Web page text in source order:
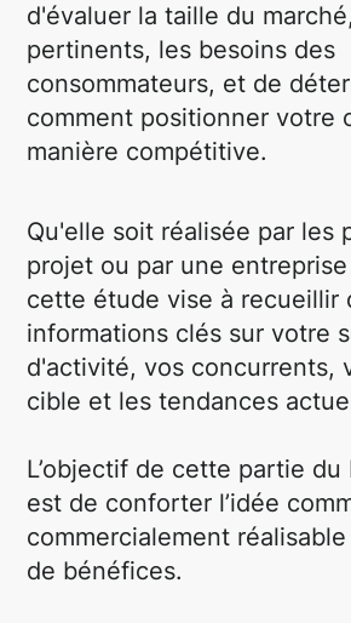
d'évaluer la taille du
pertinents, les besoins des
consommateurs, et de
comment positionner votre
manière compétitive.
Qu'elle soit réalisée par les
projet ou par une
cette étude vise à recueillir
informations clés sur votre
d'activité, vos concurrents,
cible et les tendances
L’objectif de cette partie du
est de conforter l’idée
commercialement
de bénéfices.